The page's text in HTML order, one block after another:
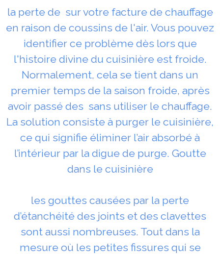
la perte de sur votre facture de chauffage
en raison de coussins de l'air. Vous pouvez
identifier ce problème dès lors que
l'histoire divine du cuisinière est froide.
Normalement, cela se tient dans un
premier temps de la saison froide, après
avoir passé des sans utiliser le chauffage.
La solution consiste à purger le cuisinière,
ce qui signifie éliminer l’air absorbé à
l’intérieur par la digue de purge. Goutte
dans le cuisinière
les gouttes causées par la perte
d’étanchéité des joints et des clavettes
sont aussi nombreuses. Tout dans la
mesure où les petites fissures qui se